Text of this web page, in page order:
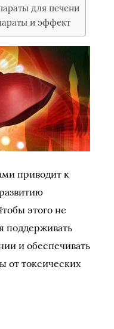
для печени
и эффект
приводит к
этого не
поддерживать
и обеспечивать
от токсических